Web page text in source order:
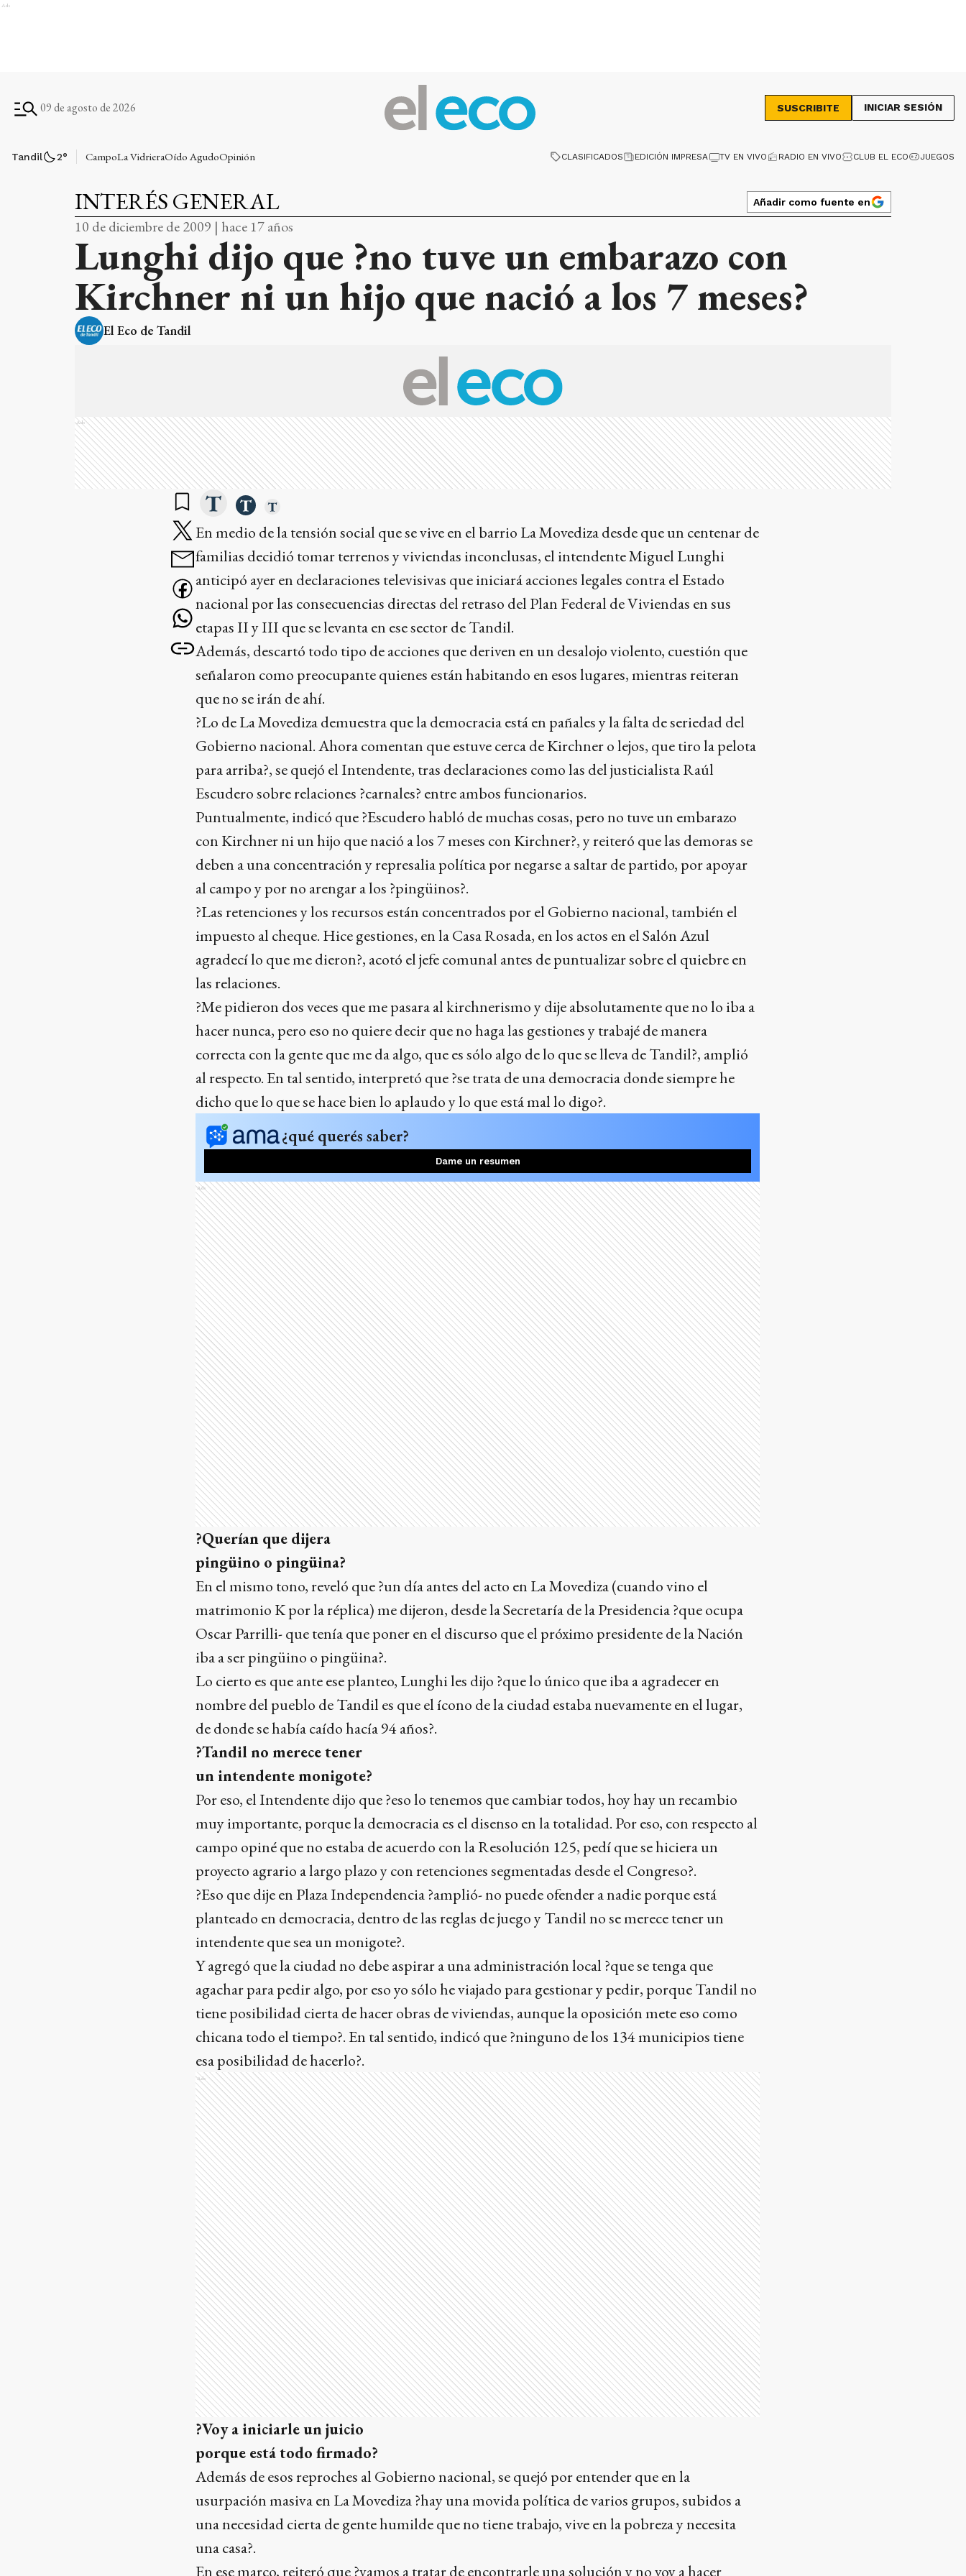
Ads
09 de agosto de 2026 SUSCRIBITE INICIAR SESIÓN
Tandil 2° CampoLa VidrieraOído AgudoOpinión CLASIFICADOS EDICIÓN IMPRESA TV EN VIVO RADIO EN VIVO CLUB EL ECO JUEGOS
INTERÉS GENERAL Añadir como fuente en
10 de diciembre de 2009 | hace 17 años
Lunghi dijo que ?no tuve un embarazo con
Kirchner ni un hijo que nació a los 7 meses?
El Eco de Tandil
Ads
En medio de la tensión social que se vive en el barrio La Movediza desde que un centenar de
familias decidió tomar terrenos y viviendas inconclusas, el intendente Miguel Lunghi
anticipó ayer en declaraciones televisivas que iniciará acciones legales contra el Estado
nacional por las consecuencias directas del retraso del Plan Federal de Viviendas en sus
etapas II y III que se levanta en ese sector de Tandil.
Además, descartó todo tipo de acciones que deriven en un desalojo violento, cuestión que
señalaron como preocupante quienes están habitando en esos lugares, mientras reiteran
que no se irán de ahí.
?Lo de La Movediza demuestra que la democracia está en pañales y la falta de seriedad del
Gobierno nacional. Ahora comentan que estuve cerca de Kirchner o lejos, que tiro la pelota
para arriba?, se quejó el Intendente, tras declaraciones como las del justicialista Raúl
Escudero sobre relaciones ?carnales? entre ambos funcionarios.
Puntualmente, indicó que ?Escudero habló de muchas cosas, pero no tuve un embarazo
con Kirchner ni un hijo que nació a los 7 meses con Kirchner?, y reiteró que las demoras se
deben a una concentración y represalia política por negarse a saltar de partido, por apoyar
al campo y por no arengar a los ?pingüinos?.
?Las retenciones y los recursos están concentrados por el Gobierno nacional, también el
impuesto al cheque. Hice gestiones, en la Casa Rosada, en los actos en el Salón Azul
agradecí lo que me dieron?, acotó el jefe comunal antes de puntualizar sobre el quiebre en
las relaciones.
?Me pidieron dos veces que me pasara al kirchnerismo y dije absolutamente que no lo iba a
hacer nunca, pero eso no quiere decir que no haga las gestiones y trabajé de manera
correcta con la gente que me da algo, que es sólo algo de lo que se lleva de Tandil?, amplió
al respecto. En tal sentido, interpretó que ?se trata de una democracia donde siempre he
dicho que lo que se hace bien lo aplaudo y lo que está mal lo digo?.
¿qué querés saber?
Dame un resumen
Ads
?Querían que dijera
pingüino o pingüina?
En el mismo tono, reveló que ?un día antes del acto en La Movediza (cuando vino el
matrimonio K por la réplica) me dijeron, desde la Secretaría de la Presidencia ?que ocupa
Oscar Parrilli- que tenía que poner en el discurso que el próximo presidente de la Nación
iba a ser pingüino o pingüina?.
Lo cierto es que ante ese planteo, Lunghi les dijo ?que lo único que iba a agradecer en
nombre del pueblo de Tandil es que el ícono de la ciudad estaba nuevamente en el lugar,
de donde se había caído hacía 94 años?.
?Tandil no merece tener
un intendente monigote?
Por eso, el Intendente dijo que ?eso lo tenemos que cambiar todos, hoy hay un recambio
muy importante, porque la democracia es el disenso en la totalidad. Por eso, con respecto al
campo opiné que no estaba de acuerdo con la Resolución 125, pedí que se hiciera un
proyecto agrario a largo plazo y con retenciones segmentadas desde el Congreso?.
?Eso que dije en Plaza Independencia ?amplió- no puede ofender a nadie porque está
planteado en democracia, dentro de las reglas de juego y Tandil no se merece tener un
intendente que sea un monigote?.
Y agregó que la ciudad no debe aspirar a una administración local ?que se tenga que
agachar para pedir algo, por eso yo sólo he viajado para gestionar y pedir, porque Tandil no
tiene posibilidad cierta de hacer obras de viviendas, aunque la oposición mete eso como
chicana todo el tiempo?. En tal sentido, indicó que ?ninguno de los 134 municipios tiene
esa posibilidad de hacerlo?.
Ads
?Voy a iniciarle un juicio
porque está todo firmado?
Además de esos reproches al Gobierno nacional, se quejó por entender que en la
usurpación masiva en La Movediza ?hay una movida política de varios grupos, subidos a
una necesidad cierta de gente humilde que no tiene trabajo, vive en la pobreza y necesita
una casa?.
En ese marco, reiteró que ?vamos a tratar de encontrarle una solución y no voy a hacer